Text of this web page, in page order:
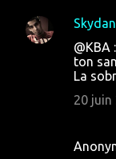
ton
La
20 juin